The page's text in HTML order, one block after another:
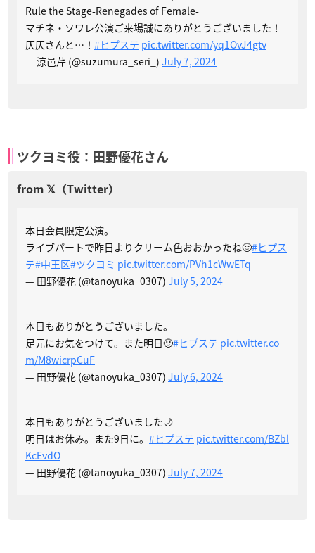
Rule the Stage-Renegades of Female-
マチネ・ソワレ公演ご来場誠にありがとうございました！
仄仄さんと…！ #ヒプステ pic.twitter.com/yq1OvJ4gtv
— 涼邑芹 (@suzumura_seri_) July 7, 2024
ツクヨミ役：田野優花さん
本日会員限定公演。
ライブパートで昨日よりクリーム色おおかったね🙂#ヒプス
テ#中王区#ツクヨミ pic.twitter.com/PVh1cWwETq
— 田野優花 (@tanoyuka_0307) July 5, 2024
本日もありがとうございました。
足元にお気をつけて。また明日🙂#ヒプステ pic.twitter.co
m/M8wicrpCuF
— 田野優花 (@tanoyuka_0307) July 6, 2024
本日もありがとうございました🌙
明日はお休み。また9日に。 #ヒプステ pic.twitter.com/BZbl
KcEvdO
— 田野優花 (@tanoyuka_0307) July 7, 2024